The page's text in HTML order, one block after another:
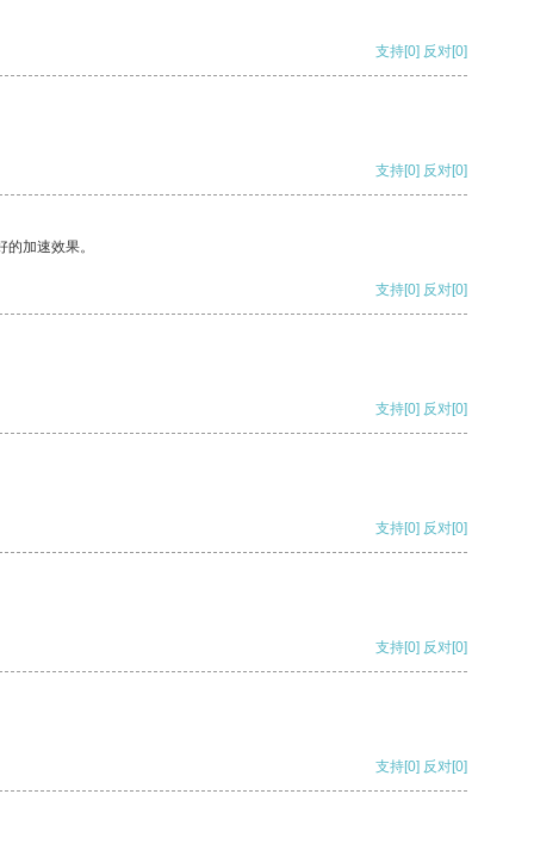
支持[0] 反对[0]
支持[0] 反对[0]
加速效果。
支持[0] 反对[0]
支持[0] 反对[0]
支持[0] 反对[0]
支持[0] 反对[0]
支持[0] 反对[0]